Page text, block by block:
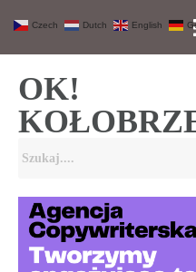
OK!
Czech Dutch English